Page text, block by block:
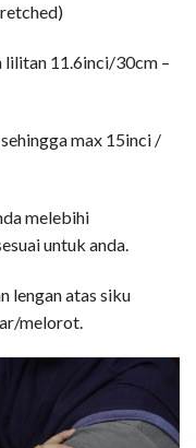
lilitan 11.6inci/30cm –
max 15inci /
melebihi
untuk anda.
lengan atas siku
melorot.